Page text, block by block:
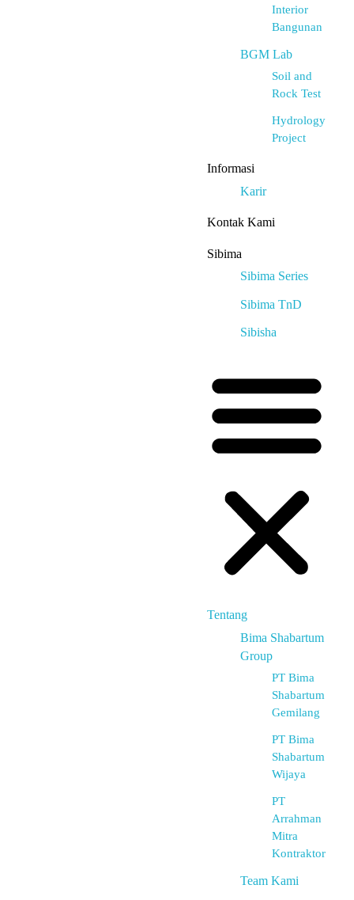
Interior
Bangunan
BGM Lab
Soil and
Rock Test
Hydrology
Project
Informasi
Karir
Kontak Kami
Sibima
Sibima Series
Sibima TnD
Sibisha
Tentang
Bima Shabartum
Group
PT Bima
Shabartum
Gemilang
PT Bima
Shabartum
Wijaya
PT
Arrahman
Mitra
Kontraktor
Team Kami